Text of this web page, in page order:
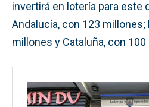
invertirá en lotería para este
Andalucía, con 123 millones;
millones y Cataluña, con